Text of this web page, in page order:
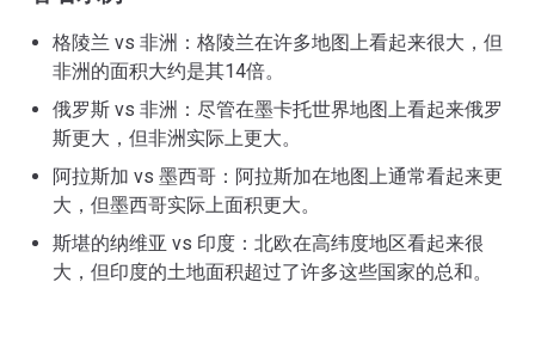
格陵兰 vs 非洲：格陵兰在许多地图上看起来很大，但
非洲的面积大约是其14倍。
俄罗斯 vs 非洲：尽管在墨卡托世界地图上看起来俄罗
斯更大，但非洲实际上更大。
阿拉斯加 vs 墨西哥：阿拉斯加在地图上通常看起来更
大，但墨西哥实际上面积更大。
斯堪的纳维亚 vs 印度：北欧在高纬度地区看起来很
大，但印度的土地面积超过了许多这些国家的总和。